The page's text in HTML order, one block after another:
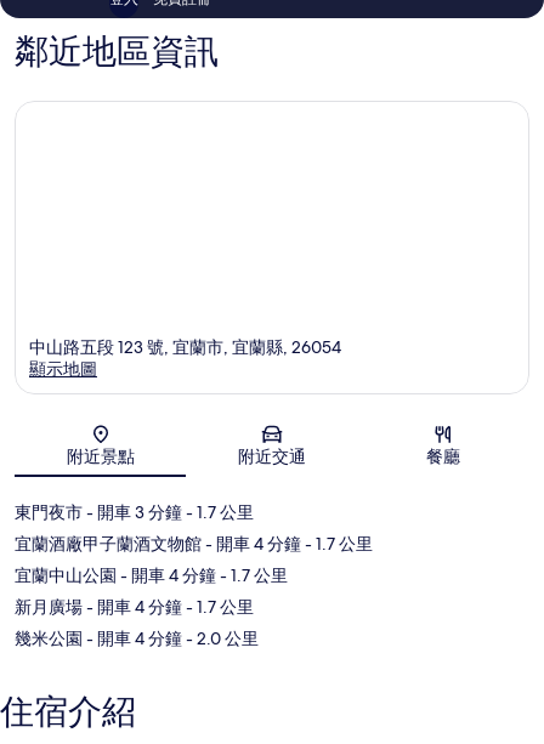
鄰近地區資訊
地圖
中山路五段 123 號, 宜蘭市, 宜蘭縣, 26054
顯示地圖
附近景點 附近交通 餐廳
東門夜市- 開車 3 分鐘- 1.7 公里
宜蘭酒廠甲子蘭酒文物館- 開車 4 分鐘- 1.7 公里
宜蘭中山公園 - 開車 4 分鐘- 1.7 公里
新月廣場- 開車 4 分鐘- 1.7 公里
幾米公園 - 開車 4 分鐘- 2.0 公里
住宿介紹